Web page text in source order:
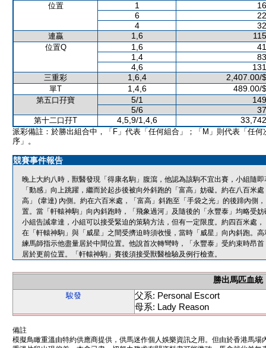
位置 1
6
4
連贏 1,6
位置Q 1,6
1,4
4,6
三重彩 1,6,4 2,407.00/
單T 1,4,6 489.00/
第五口孖寶 5/1
5/6
第十二口孖T 4,5,9/1,4,6
派彩備註：於勝出組合中，「F」代表「任何組合」；「M」則代表「任何
序」。
競賽事件報告
晚上大約八時，獸醫發現「得康名駒」腹瀉，他認為該駒不宜出賽，小組隨
「動感」向上跳躍，繼而於起步後被向外斜跑的「富高」妨礙。約在八百米
高」 (韋達) 內側。約在六百米處，「富高」斜跑至「手袋之光」的後蹄內側
置。當「軒轅神駒」向內斜跑時，「飛象過河」及隨後的「永豐泰」均略受
小組告誡韋達，小組可以接受緊迫的策騎方法，但有一定限度。約四百米處
在「軒轅神駒」與「威星」之間受擠迫時須收慢，當時「威星」向內斜跑。
練馬師指示他盡量居於中間位置。他說首次轉彎時，「永豐泰」受約束時昂
居於更前位置。「軒轅神駒」賽後須接受獸醫檢驗及例行檢查。
勝出馬匹血統
駿發
父系: Personal Escort
母系: Lady Reason
備註
模擬鳥瞰重溫由特約供應商提供，供馬迷作個人娛樂資訊之用。但由於香港馬